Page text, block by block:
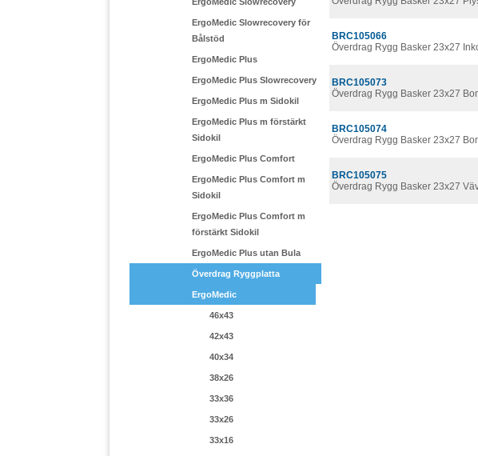
ErgoMedic Slowrecovery för
Bålstöd
ErgoMedic Plus
ErgoMedic Plus Slowrecovery
ErgoMedic Plus m Sidokil
ErgoMedic Plus m förstärkt
Sidokil
ErgoMedic Plus Comfort
ErgoMedic Plus Comfort m
Sidokil
ErgoMedic Plus Comfort m
förstärkt Sidokil
ErgoMedic Plus utan Bula
Överdrag Ryggplatta
ErgoMedic
46x43
42x43
40x34
38x26
33x36
33x26
33x16
BRC105066
Överdrag Rygg Basker 23x27
BRC105073
Överdrag Rygg Basker 23x27
BRC105074
Överdrag Rygg Basker 23x27
BRC105075
Överdrag Rygg Basker 23x27